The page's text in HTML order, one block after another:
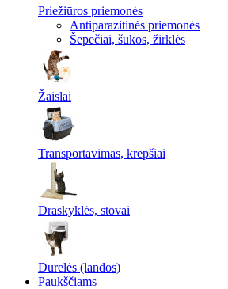
Priežiūros priemonės
Antiparazitinės priemonės
Šepečiai, šukos, žirklės
Žaislai
Transportavimas, krepšiai
Draskyklės, stovai
Durelės (landos)
Paukščiams